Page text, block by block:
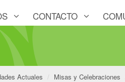
CONTACTO
Actuales Misas y Celebraciones